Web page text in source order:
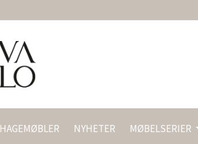
HAGEMØBLER NYHETER MØBELSERIER